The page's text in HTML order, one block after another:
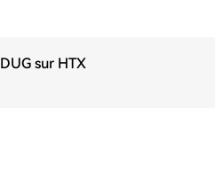
sur HTX